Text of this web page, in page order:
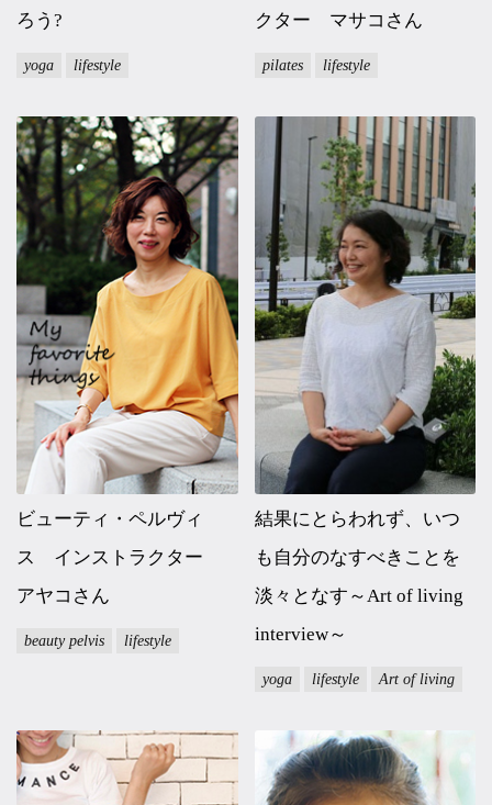
ろう?
yoga lifestyle
クター マサコさん
pilates lifestyle
ビューティ・ペルヴィ
ス インストラクター
アヤコさん
beauty pelvis lifestyle
結果にとらわれず、いつ
も自分のなすべきことを
淡々となす～Art of living
interview～
yoga lifestyle Art of living